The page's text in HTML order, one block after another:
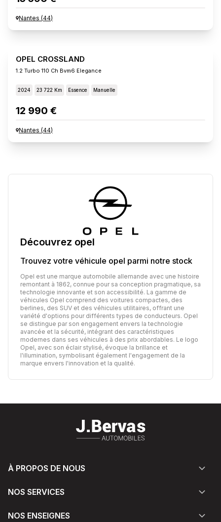
Nantes (44)
OPEL CROSSLAND
1.2 Turbo 110 Ch Bvm6 Elegance
2024 23 722 Km Essence Manuelle
12 990 €
Nantes (44)
Découvrez opel
Trouvez votre véhicule opel parmi notre stock
Opel est une marque automobile allemande avec une histoire
remontant à 1862, connue pour sa conception pragmatique, sa
technologie innovante et son accessibilité. La gamme de
véhicules Opel comprend des voitures compactes, des
berlines, des SUV et des véhicules utilitaires, offrant une
variété d'options pour différents types de conducteurs. Opel
se distingue par son engagement envers la technologie
avancée et la sécurité, intégrant des caractéristiques
modernes dans ses véhicules à des prix abordables. Le logo
Opel, avec son éclair stylisé, évoque la brillance et
l'illumination, symbolisant également l'engagement de la
marque envers l'innovation et la qualité.
À PROPOS DE NOUS
NOS SERVICES
NOS ENSEIGNES